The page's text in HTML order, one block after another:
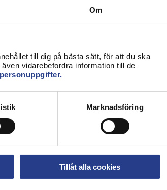
Om
till dig på bästa sätt, för att du ska
vidarebefordra information till de
Marknadsföring
Tillåt alla cookies